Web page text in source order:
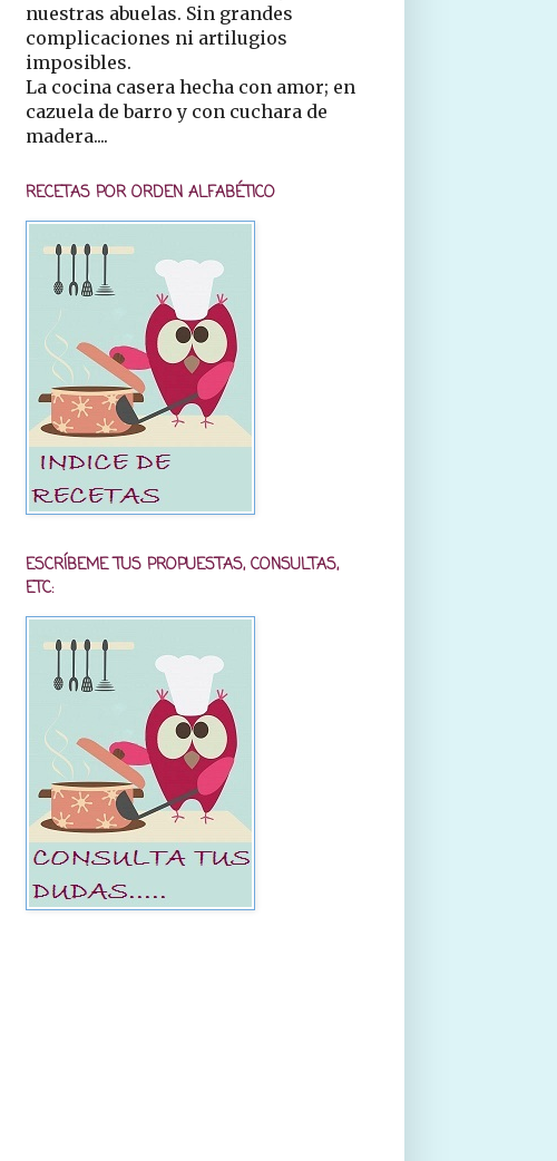
nuestras abuelas. Sin grandes
complicaciones ni artilugios
imposibles.
La cocina casera hecha con amor; en
cazuela de barro y con cuchara de
madera....
RECETAS POR ORDEN ALFABÉTICO
ESCRÍBEME TUS PROPUESTAS, CONSULTAS,
ETC: